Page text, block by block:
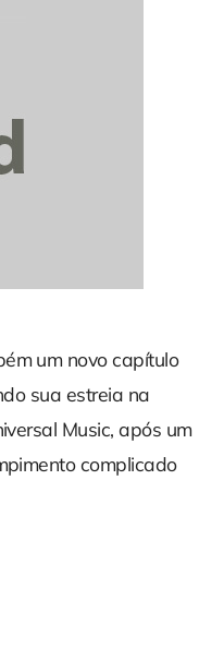
um novo capítulo
sua estreia na
Music, após um
complicado